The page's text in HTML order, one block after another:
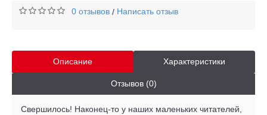
0 отзывов / Написать отзыв
Описание Характеристики
Отзывов (0)
Свершилось! Наконец-то у наших маленьких читателей,